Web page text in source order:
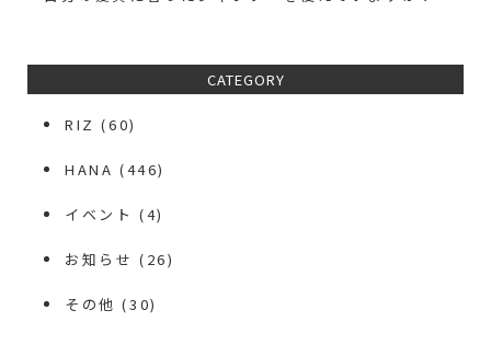
CATEGORY
RIZ (60)
HANA (446)
イベント (4)
お知らせ (26)
その他 (30)